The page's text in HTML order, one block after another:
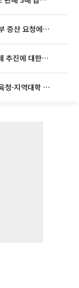
[특징주] “탄약 부족하다“ 美 국방부 증산 요청에⋯국내 방산주 급등세
[특징주] 美 중국산 광트랜시버 규제 추진에 대한광통신 등 광통신株 강세
술형 입시 연계 '착수'